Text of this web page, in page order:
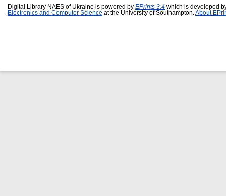
Digital Library NAES of Ukraine is powered by EPrints 3.4 which is developed
Electronics and Computer Science at the University of Southampton. About